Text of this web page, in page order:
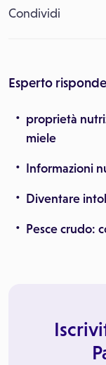
Condividi
Esperto
proprietà
miele
Informazioni
Diventare
Pesce crudo: